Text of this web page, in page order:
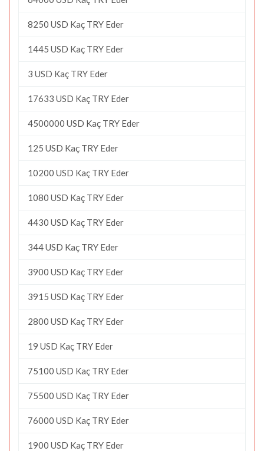
8250 USD Kaç TRY Eder
1445 USD Kaç TRY Eder
3 USD Kaç TRY Eder
17633 USD Kaç TRY Eder
4500000 USD Kaç TRY Eder
125 USD Kaç TRY Eder
10200 USD Kaç TRY Eder
1080 USD Kaç TRY Eder
4430 USD Kaç TRY Eder
344 USD Kaç TRY Eder
3900 USD Kaç TRY Eder
3915 USD Kaç TRY Eder
2800 USD Kaç TRY Eder
19 USD Kaç TRY Eder
75100 USD Kaç TRY Eder
75500 USD Kaç TRY Eder
76000 USD Kaç TRY Eder
1900 USD Kaç TRY Eder